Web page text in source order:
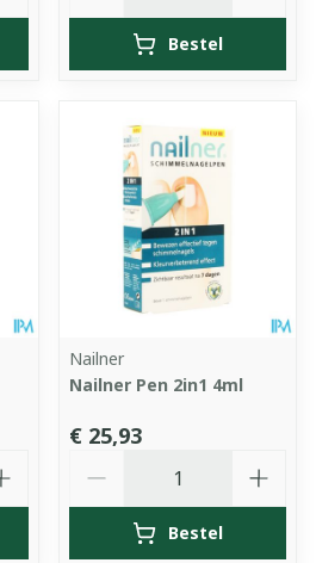
Bestel
Nailner
Nailner Pen 2in1 4ml
€ 25,93
Bestel